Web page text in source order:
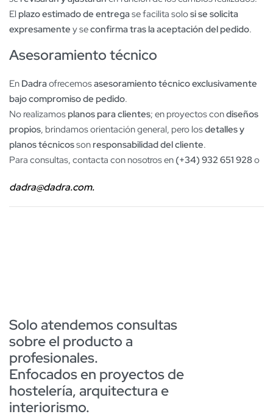
El plazo estimado de entregase facilita solosi se solicita
expresamente y seconfirma tras la aceptación del pedido.
Asesoramiento técnico
En Dadraofrecemosasesoramiento técnico exclusivamente
bajo compromiso de pedido.
No realizamos planos para clientes; en proyectos condiseños
propios, brindamos orientación general, pero losdetalles y
planos técnicosson responsabilidad del cliente.
Para consultas, contacta con nosotros en (+34) 932 651 928o
dadra@dadra.com.
Solo atendemos consultas
sobre el producto a
profesionales.
Enfocados en proyectos de
hostelería, arquitectura e
interiorismo.